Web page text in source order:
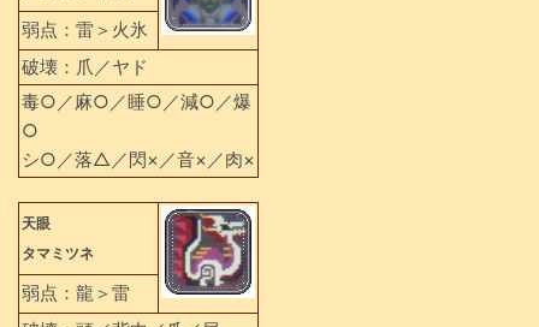
弱点：雷＞火氷
破壊：爪／ヤド
毒○／麻○／睡○／減○／爆
○
シ○／落△／閃×／音×／肉×
天眼
タマミツネ
弱点：龍＞雷